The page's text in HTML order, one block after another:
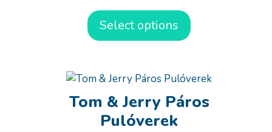
Select options
Tom & Jerry Páros
Pulóverek